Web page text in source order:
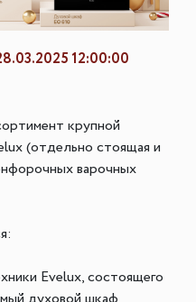
12:00:00
крупной
(отдельно стоящая и
варочных
Evelux, состоящего